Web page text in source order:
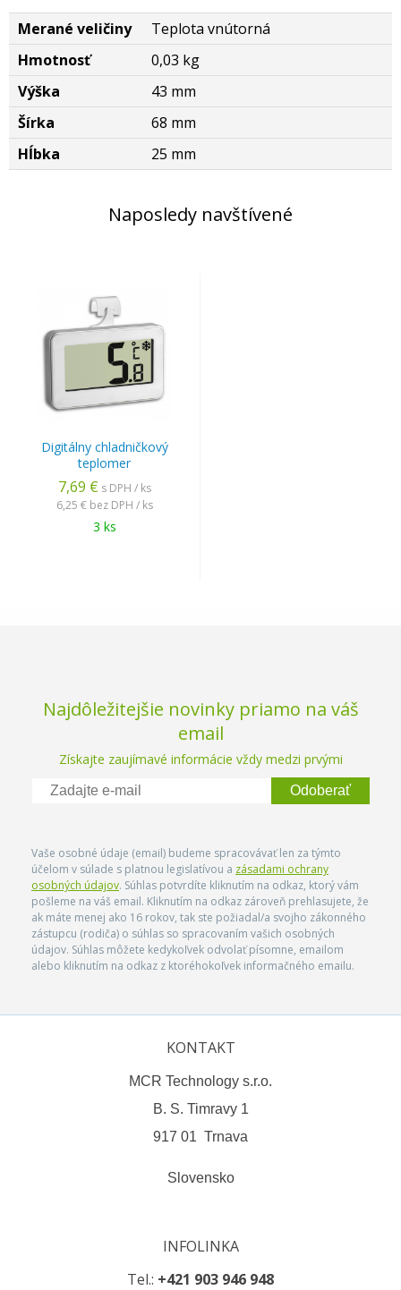
Merané veličiny
Teplota vnútorná
Hmotnosť
0,03 kg
Výška
43 mm
Šírka
68 mm
Hĺbka
25 mm
Naposledy navštívené
Digitálny chladničkový
teplomer
7,69 € s DPH / ks
6,25 € bez DPH / ks
3 ks
Najdôležitejšie novinky priamo na váš
email
Získajte zaujímavé informácie vždy medzi prvými
Odoberať
Vaše osobné údaje (email) budeme spracovávať len za týmto
účelom v súlade s platnou legislatívou a zásadami ochrany
osobných údajov. Súhlas potvrdíte kliknutím na odkaz, ktorý vám
pošleme na váš email. Kliknutím na odkaz zároveň prehlasujete, že
ak máte menej ako 16 rokov, tak ste požiadal/a svojho zákonného
zástupcu (rodiča) o súhlas so spracovaním vašich osobných
údajov. Súhlas môžete kedykoľvek odvolať písomne, emailom
alebo kliknutím na odkaz z ktoréhokoľvek informačného emailu.
KONTAKT
MCR Technology s.r.o.
B. S. Timravy 1
917 01 Trnava
Slovensko
INFOLINKA
Tel.: +421 903 946 948